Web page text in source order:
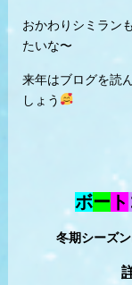
おかわりシミラン
たいな〜
来年はブログを読
しょう
ボー ト
冬期シーズ